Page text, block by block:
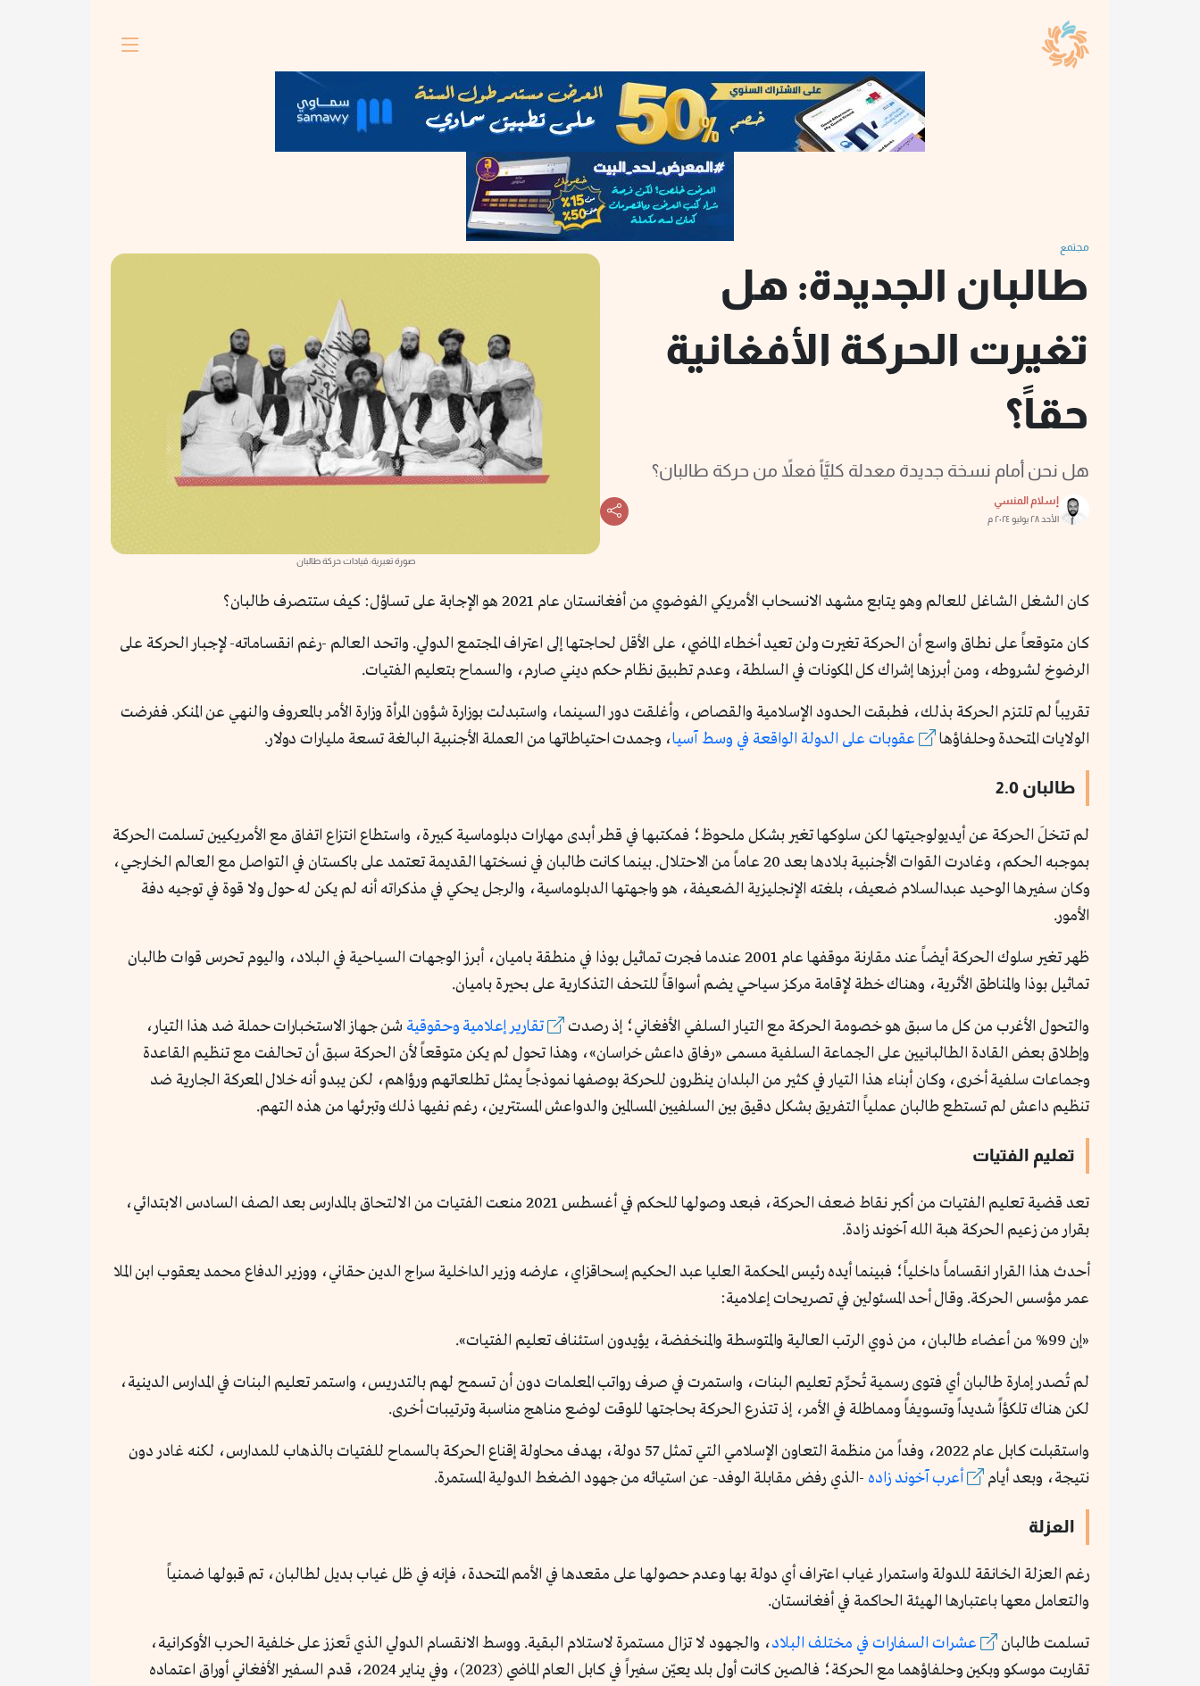
مجتمع
طالبان الجديدة: هل
تغيرت الحركة الأفغانية
حقاً؟
هل نحن أمام نسخة جديدة معدلة كليَّاً فعلاً من حركة طالبان؟
إسلام المنسي
الأحد ٢٨ يوليو ٢٠٢٤ م
صورة تعبرية: قيادات حركة طالبان
كان الشغل الشاغل للعالم وهو يتابع مشهد الانسحاب الأمريكي الفوضوي من أفغانستان عام 2021 هو الإجابة على تساؤل: كيف ستتصرف طالبان؟
كان متوقعاً على نطاق واسع أن الحركة تغيرت ولن تعيد أخطاء الماضي، على الأقل لحاجتها إلى اعتراف المجتمع الدولي. واتحد العالم -رغم انقساماته- لإجبار الحركة على
الرضوخ لشروطه، ومن أبرزها إشراك كل المكونات في السلطة، وعدم تطبيق نظام حكم ديني صارم، والسماح بتعليم الفتيات.
تقريباً لم تلتزم الحركة بذلك، فطبقت الحدود الإسلامية والقصاص، وأغلقت دور السينما، واستبدلت بوزارة شؤون المرأة وزارة الأمر بالمعروف والنهي عن المنكر. ففرضت
الولايات المتحدة وحلفاؤها
عقوبات على الدولة الواقعة في وسط آسيا، وجمدت احتياطاتها من العملة الأجنبية البالغة تسعة مليارات دولار.
طالبان 2.0
لم تتخلَ الحركة عن أيديولوجيتها لكن سلوكها تغير بشكل ملحوظ؛ فمكتبها في قطر أبدى مهارات دبلوماسية كبيرة، واستطاع انتزاع اتفاق مع الأمريكيين تسلمت الحركة
بموجبه الحكم، وغادرت القوات الأجنبية بلادها بعد 20 عاماً من الاحتلال. بينما كانت طالبان في نسختها القديمة تعتمد على باكستان في التواصل مع العالم الخارجي،
وكان سفيرها الوحيد عبدالسلام ضعيف، بلغته الإنجليزية الضعيفة، هو واجهتها الدبلوماسية، والرجل يحكي في مذكراته أنه لم يكن له حول ولا قوة في توجيه دفة
الأمور.
ظهر تغير سلوك الحركة أيضاً عند مقارنة موقفها عام 2001 عندما فجرت تماثيل بوذا في منطقة باميان، أبرز الوجهات السياحية في البلاد، واليوم تحرس قوات طالبان
تماثيل بوذا والمناطق الأثرية، وهناك خطة لإقامة مركز سياحي يضم أسواقاً للتحف التذكارية على بحيرة باميان.
والتحول الأغرب من كل ما سبق هو خصومة الحركة مع التيار السلفي الأفغاني؛ إذ رصدت تقارير إعلامية وحقوقية شن جهاز الاستخبارات حملة ضد هذا التيار،
وإطلاق بعض القادة الطالبانيين على الجماعة السلفية مسمى «رفاق داعش خراسان»، وهذا تحول لم يكن متوقعاً لأن الحركة سبق أن تحالفت مع تنظيم القاعدة
وجماعات سلفية أخرى، وكان أبناء هذا التيار في كثير من البلدان ينظرون للحركة بوصفها نموذجاً يمثل تطلعاتهم ورؤاهم، لكن يبدو أنه خلال المعركة الجارية ضد
تنظيم داعش لم تستطع طالبان عملياً التفريق بشكل دقيق بين السلفيين المسالمين والدواعش المستترين، رغم نفيها ذلك وتبرئها من هذه التهم.
تعليم الفتيات
تعد قضية تعليم الفتيات من أكبر نقاط ضعف الحركة، فبعد وصولها للحكم في أغسطس 2021 منعت الفتيات من الالتحاق بالمدارس بعد الصف السادس الابتدائي،
بقرار من زعيم الحركة هبة الله آخوند زادة.
أحدث هذا القرار انقساماً داخلياً؛ فبينما أيده رئيس المحكمة العليا عبد الحكيم إسحاقزاي، عارضه وزير الداخلية سراج الدين حقاني، ووزير الدفاع محمد يعقوب ابن الملا
عمر مؤسس الحركة. وقال أحد المسئولين في تصريحات إعلامية:
«إن 99% من أعضاء طالبان، من ذوي الرتب العالية والمتوسطة والمنخفضة، يؤيدون استئناف تعليم الفتيات».
لم تُصدر إمارة طالبان أي فتوى رسمية تُحرِّم تعليم البنات، واستمرت في صرف رواتب المعلمات دون أن تسمح لهم بالتدريس، واستمر تعليم البنات في المدارس الدينية،
لكن هناك تلكؤاً شديداً وتسويفاً ومماطلة في الأمر، إذ تتذرع الحركة بحاجتها للوقت لوضع مناهج مناسبة وترتيبات أخرى.
واستقبلت كابل عام 2022، وفداً من منظمة التعاون الإسلامي التي تمثل 57 دولة، بهدف محاولة إقناع الحركة بالسماح للفتيات بالذهاب للمدارس، لكنه غادر دون
نتيجة، وبعد أيام
أعرب آخوند زاده -الذي رفض مقابلة الوفد- عن استيائه من جهود الضغط الدولية المستمرة.
العزلة
رغم العزلة الخانقة للدولة واستمرار غياب اعتراف أي دولة بها وعدم حصولها على مقعدها في الأمم المتحدة، فإنه في ظل غياب بديل لطالبان، تم قبولها ضمنياً
والتعامل معها باعتبارها الهيئة الحاكمة في أفغانستان.
تسلمت طالبان عشرات السفارات في مختلف البلاد، والجهود لا تزال مستمرة لاستلام البقية. ووسط الانقسام الدولي الذي تَعزز على خلفية الحرب الأوكرانية،
تقاربت موسكو وبكين وحلفاؤهما مع الحركة؛ فالصين كانت أول بلد يعيّن سفيراً في كابل العام الماضي (2023)، وفي يناير 2024، قدم السفير الأفغاني أوراق اعتماده